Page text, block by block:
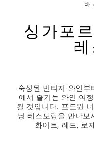
바
싱가포
숙성된 빈티지 와인부
에서 즐기는 와인 여
될 것입니다. 포도원
닝 레스토랑을 만나보
화이트, 레드, 로